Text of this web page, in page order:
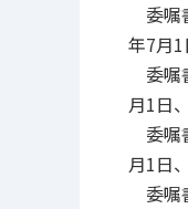
委嘱
年7月1
委嘱
月1日
委嘱
月1日
委嘱